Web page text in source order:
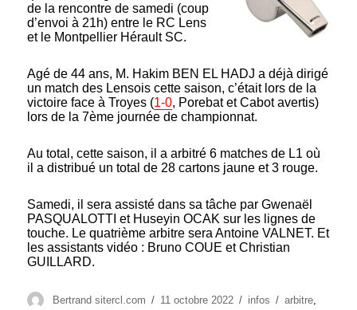
de la rencontre de samedi (coup
d’envoi à 21h) entre le RC Lens
et le Montpellier Hérault SC.
Agé de 44 ans, M. Hakim BEN EL HADJ a déjà dirigé
un match des Lensois cette saison, c’était lors de la
victoire face à Troyes (1-0, Porebat et Cabot avertis)
lors de la 7ème journée de championnat.
Au total, cette saison, il a arbitré 6 matches de L1 où
il a distribué un total de 28 cartons jaune et 3 rouge.
Samedi, il sera assisté dans sa tâche par Gwenaël
PASQUALOTTI et Huseyin OCAK sur les lignes de
touche. Le quatrième arbitre sera Antoine VALNET. Et
les assistants vidéo : Bruno COUE et Christian
GUILLARD.
Auteur
Bertrand sitercl.com
Publié
11 octobre 2022 Catégories
infos Étiquettes
arbitre